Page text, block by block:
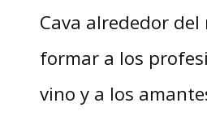
Cava alrededor
formar a los
vino y a los